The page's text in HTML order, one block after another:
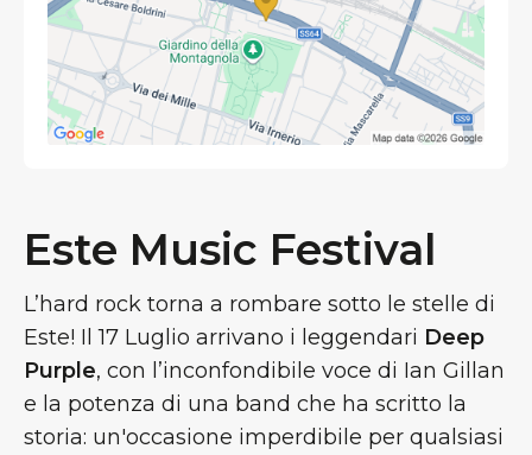
Este Music Festival
L’hard rock torna a rombare sotto le stelle di
Este! Il 17 Luglio arrivano i leggendari Deep
Purple, con l’inconfondibile voce di Ian Gillan
e la potenza di una band che ha scritto la
storia: un'occasione imperdibile per qualsiasi